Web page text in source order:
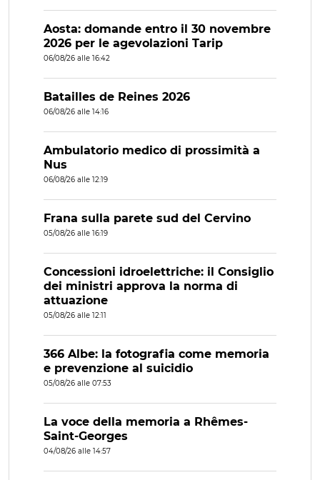
Aosta: domande entro il 30 novembre
2026 per le agevolazioni Tarip
06/08/26 alle 16:42
Batailles de Reines 2026
06/08/26 alle 14:16
Ambulatorio medico di prossimità a
Nus
06/08/26 alle 12:19
Frana sulla parete sud del Cervino
05/08/26 alle 16:19
Concessioni idroelettriche: il Consiglio
dei ministri approva la norma di
attuazione
05/08/26 alle 12:11
366 Albe: la fotografia come memoria
e prevenzione al suicidio
05/08/26 alle 07:53
La voce della memoria a Rhêmes-
Saint-Georges
04/08/26 alle 14:57